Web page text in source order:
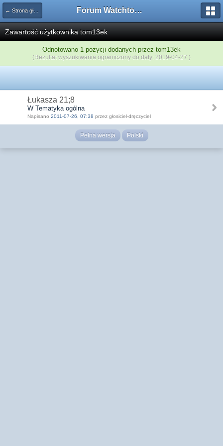
← Strona główna Forum Watchtower
Zawartość użytkownika tom13ek
Odnotowano 1 pozycji dodanych przez tom13ek
(Rezultat wyszukiwania ograniczony do daty: 2019-04-27 )
Łukasza 21;8
W Tematyka ogólna
Napisano 2011-07-26, 07:38 przez głosiciel-dręczyciel
Pełna wersja Polski